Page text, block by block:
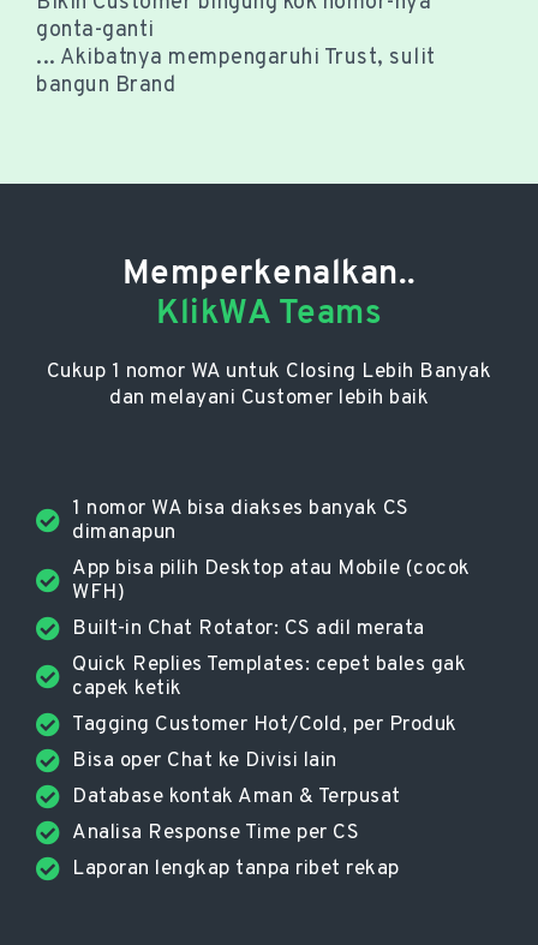
gonta-ganti
... Akibatnya mempengaruhi Trust, sulit
bangun Brand
Memperkenalkan..
KlikWA Teams
Cukup 1 nomor WA untuk Closing Lebih Banyak
dan melayani Customer lebih baik
1 nomor WA bisa diakses banyak CS
dimanapun
App bisa pilih Desktop atau Mobile (cocok
WFH)
Built-in Chat Rotator: CS adil merata
Quick Replies Templates: cepet bales gak
capek ketik
Tagging Customer Hot/Cold, per Produk
Bisa oper Chat ke Divisi lain
Database kontak Aman & Terpusat
Analisa Response Time per CS
Laporan lengkap tanpa ribet rekap